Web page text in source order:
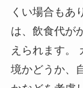
くい場合もあ
は、飲食代が
えられます。
境かどうか、